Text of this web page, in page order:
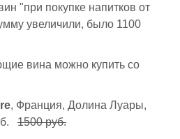
"при покупке напитков от
увеличили, было 1100
вина можно купить со
, Франция, Долина Луары,
1500 руб.